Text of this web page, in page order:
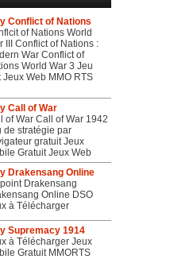
Conflict of Nations
of Nations World
III Conflict of Nations :
War Conflict of
World War 3 Jeu
Web MMO RTS
Call of War
of War Call of War 1942
de stratégie par
gratuit Jeux
Gratuit Jeux Web
Drakensang Online
Drakensang
Online DSO
à Télécharger
Supremacy 1914
à Télécharger Jeux
Gratuit MMORTS